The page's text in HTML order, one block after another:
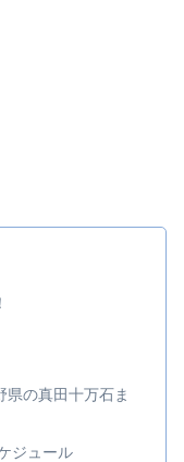
県の真田十万石ま
ジュール